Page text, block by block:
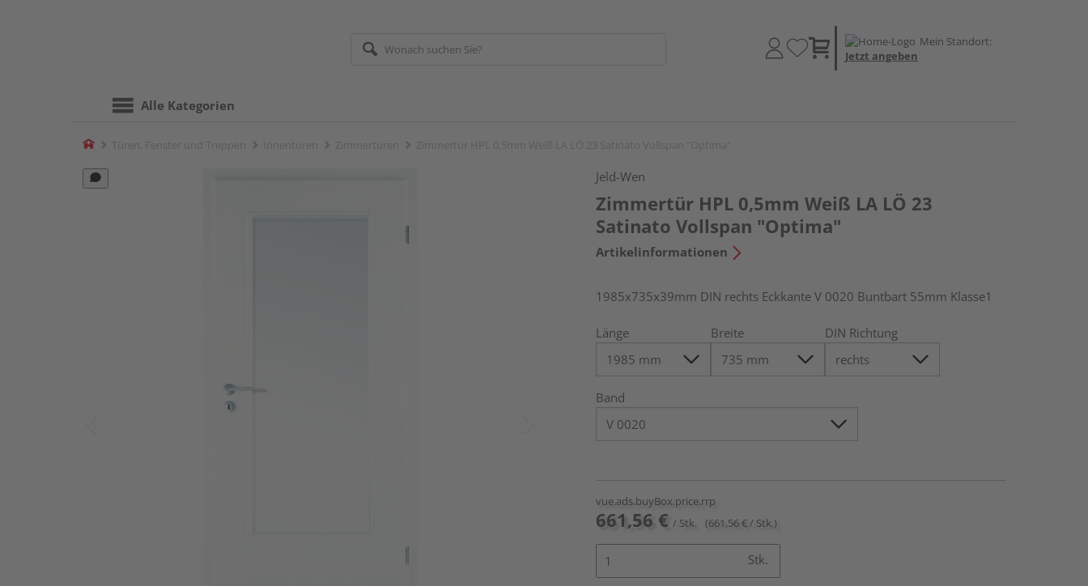
Mein Standort:
Jetzt angeben
Alle Kategorien
Home
Jeld-Wen
Zimmertür HPL 0,5mm Weiß LA LÖ 23
Satinato Vollspan "Optima"
Artikelinformationen
1985x735x39mm DIN rechts Eckkante V 0020 Buntbart 55mm Klasse1
Länge Breite DIN Richtung
Band
vue.ads.buyBox.price.rrp
661,56 € / Stk. (661,56 € / Stk.)
Stk.